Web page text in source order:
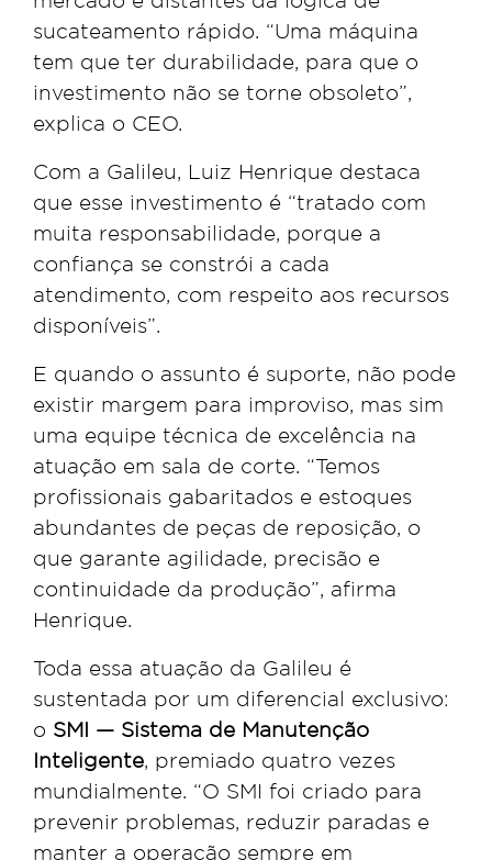
sucateamento rápido. “Uma máquina
tem que ter durabilidade, para que o
investimento não se torne obsoleto”,
explica o CEO.
Com a Galileu, Luiz Henrique destaca
que esse investimento é “tratado com
muita responsabilidade, porque a
confiança se constrói a cada
atendimento, com respeito aos recursos
disponíveis”.
E quando o assunto é suporte, não pode
existir margem para improviso, mas sim
uma equipe técnica de excelência na
atuação em sala de corte. “Temos
profissionais gabaritados e estoques
abundantes de peças de reposição, o
que garante agilidade, precisão e
continuidade da produção”, afirma
Henrique.
Toda essa atuação da Galileu é
sustentada por um diferencial exclusivo:
o SMI — Sistema de Manutenção
Inteligente, premiado quatro vezes
mundialmente. “O SMI foi criado para
prevenir problemas, reduzir paradas e
manter a operação sempre em